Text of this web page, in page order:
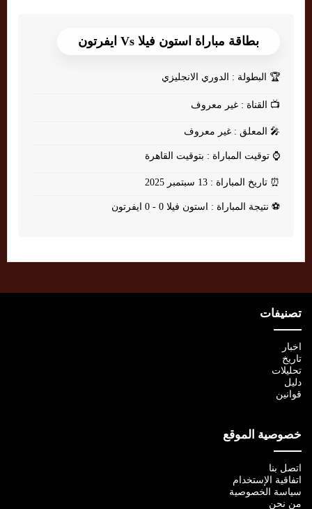
بطاقة مباراة استون فيلا Vs ايفرتون
🏆 البطولة : الدوري الانجليزي
📺 القناة : غير معروف
🎤 المعلق : غير معروف
⌚ توقيت المباراة : بتوقيت القاهرة
⏰ تاريخ المباراة : 13 سبتمبر 2025
⚽ نتيجة المباراة : استون فيلا 0 - 0 ايفرتون
تصنيفات
اخبار
تاريخ
تحليلات
دليل
قوانين
خصوصية الموقع
اتصل بنا
اتفاقية الإستخدام
سياسة الخصوصية
من نحن